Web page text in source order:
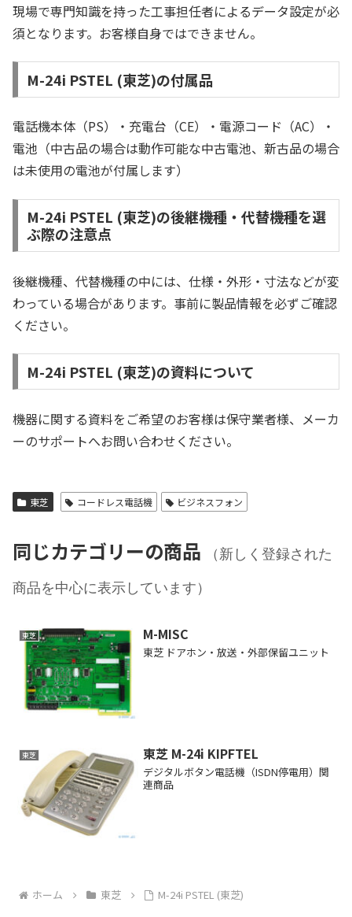
現場で専門知識を持った工事担任者によるデータ設定が必
須となります。お客様自身ではできません。
M-24i PSTEL (東芝)の付属品
電話機本体（PS）・充電台（CE）・電源コード（AC）・
電池（中古品の場合は動作可能な中古電池、新古品の場合
は未使用の電池が付属します）
M-24i PSTEL (東芝)の後継機種・代替機種を選
ぶ際の注意点
後継機種、代替機種の中には、仕様・外形・寸法などが変
わっている場合があります。事前に製品情報を必ずご確認
ください。
M-24i PSTEL (東芝)の資料について
機器に関する資料をご希望のお客様は保守業者様、メーカ
ーのサポートへお問い合わせください。
東芝 コードレス電話機 ビジネスフォン
同じカテゴリーの商品
（新しく登録された
商品を中心に表示しています）
東芝 M-MISC
東芝 ドアホン・放送・外部保留ユニット
東芝 東芝 M-24i KIPFTEL
デジタルボタン電話機（ISDN停電用）関
連商品
ホーム 東芝 M-24i PSTEL (東芝)